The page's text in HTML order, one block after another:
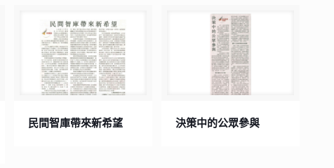
民間智庫帶來新希望 決策中的公眾參與